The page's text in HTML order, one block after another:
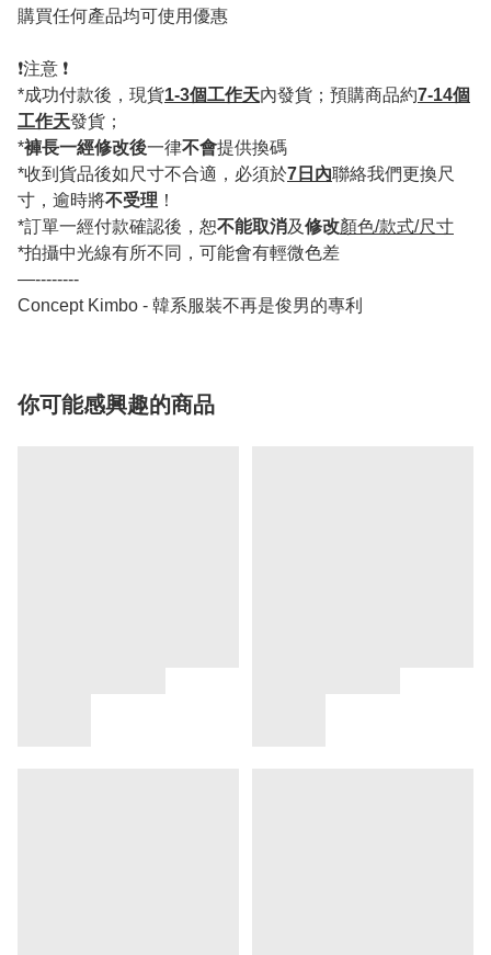
購買任何產品均可使用優惠
❗️注意 ❗️
*成功付款後，現貨1-3個工作天內發貨；預購商品約7-14個
工作天發貨；
*褲長一經修改後一律不會提供換碼
*收到貨品後如尺寸不合適，必須於7日內聯絡我們更換尺
寸，逾時將不受理 ！
*訂單一經付款確認後，恕不能取消及修改顏色/款式/尺寸
*拍攝中光線有所不同，可能會有輕微色差
—--------
Concept Kimbo - 韓系服裝不再是俊男的專利
你可能感興趣的商品